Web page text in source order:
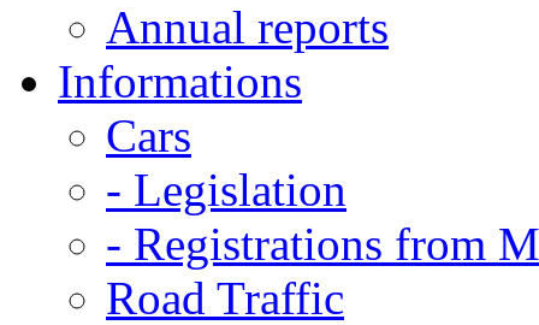
Annual reports
Informations
Cars
- Legislation
- Registrations from
Road Traffic